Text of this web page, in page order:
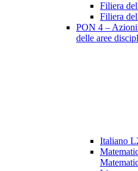
Filiera
Filiera
PON 4 – Azioni
delle aree
Italiano